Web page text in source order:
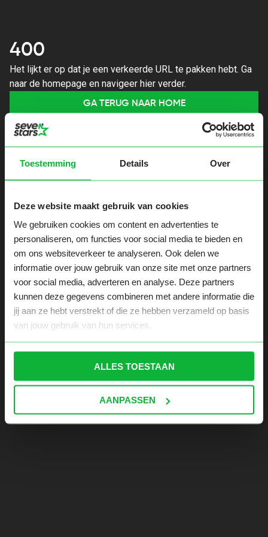
Toestemming Details Over
Deze website maakt gebruik van cookies
We gebruiken cookies om content en advertenties te
personaliseren, om functies voor social media te bieden en
om ons websiteverkeer te analyseren. Ook delen we
informatie over jouw gebruik van onze site met onze partners
voor social media, adverteren en analyse. Deze partners
kunnen deze gegevens combineren met andere informatie die
jij aan ze hebt verstrekt of die ze hebben verzameld op basis
van jouw gebruik van hun services.
ALLES TOESTAAN
AANPASSEN
400
Het lijkt er op dat je een verkeerde URL te pakken hebt. Ga
naar de homepage en navigeer hier verder.
GA TERUG NAAR HOME